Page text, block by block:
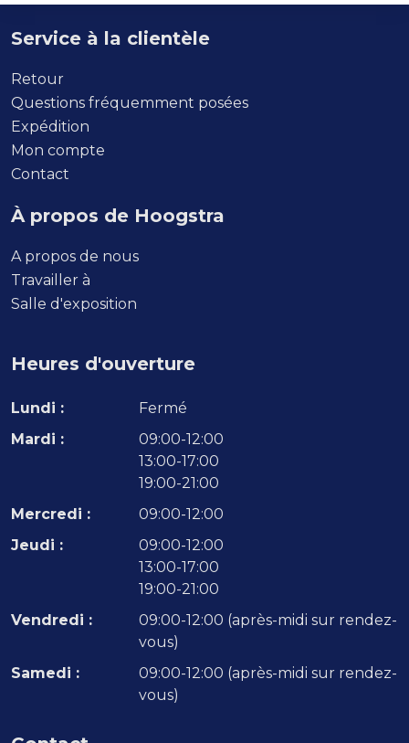
Service à la clientèle
Retour
Questions fréquemment posées
Expédition
Mon compte
Contact
À propos de Hoogstra
A propos de nous
Travailler à
Salle d'exposition
Heures d'ouverture
Lundi :
Fermé
Mardi :
09:00-12:00
13:00-17:00
19:00-21:00
Mercredi :
09:00-12:00
Jeudi :
09:00-12:00
13:00-17:00
19:00-21:00
Vendredi :
09:00-12:00 (après-midi sur rendez-
vous)
Samedi :
09:00-12:00 (après-midi sur rendez-
vous)